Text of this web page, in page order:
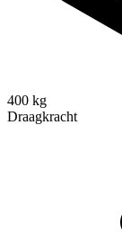
400 kg
Draagkracht